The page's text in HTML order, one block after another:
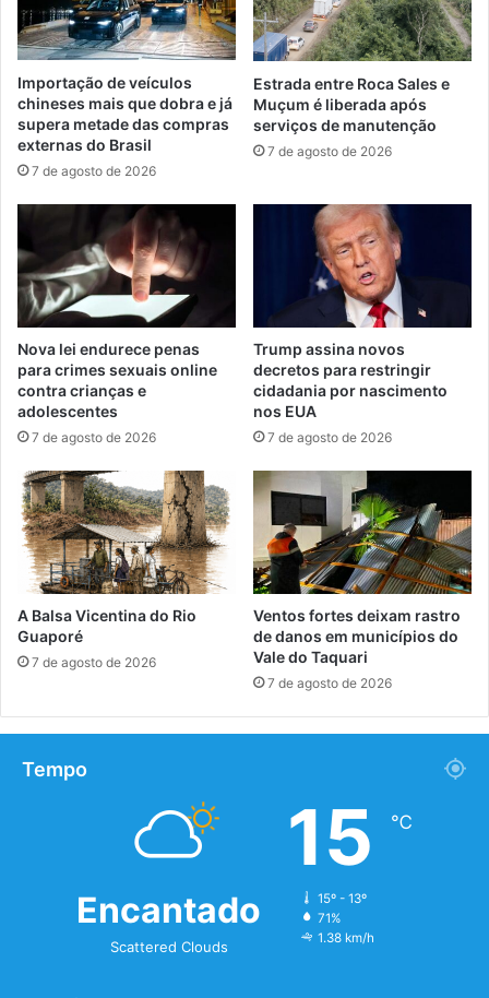
Importação de veículos
chineses mais que dobra e já
supera metade das compras
externas do Brasil
7 de agosto de 2026
Estrada entre Roca Sales e
Muçum é liberada após
serviços de manutenção
7 de agosto de 2026
Nova lei endurece penas
para crimes sexuais online
contra crianças e
adolescentes
7 de agosto de 2026
Trump assina novos
decretos para restringir
cidadania por nascimento
nos EUA
7 de agosto de 2026
A Balsa Vicentina do Rio
Guaporé
7 de agosto de 2026
Ventos fortes deixam rastro
de danos em municípios do
Vale do Taquari
7 de agosto de 2026
Tempo
Encantado
Scattered Clouds
15 ℃
15º - 13º
71%
1.38 km/h